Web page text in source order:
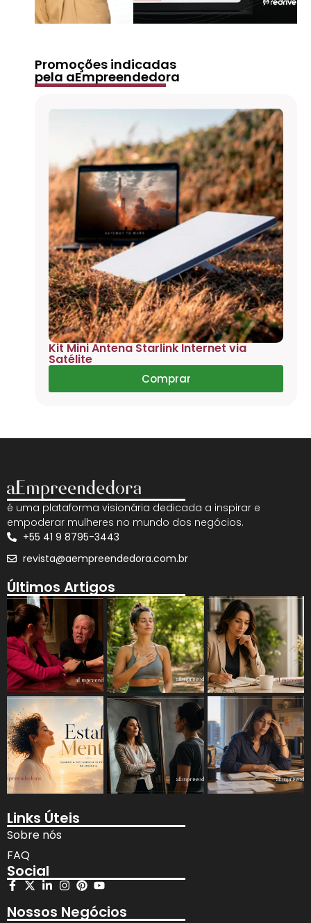
Promoções indicadas
pela aEmpreendedora
Kit Mini Antena Starlink Internet via
Satélite
Comprar
é uma plataforma visionária dedicada a inspirar e
empoderar mulheres no mundo dos negócios.
+55 41 9 8795-3443
revista@aempreendedora.com.br
Últimos Artigos
Links Úteis
Sobre nós
FAQ
Social
Nossos Negócios